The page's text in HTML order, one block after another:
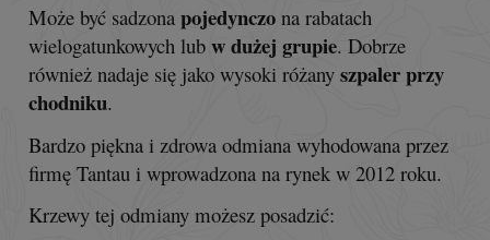
Może być sadzona pojedynczo na rabatach
wielogatunkowych lub w dużej grupie. Dobrze
również nadaje się jako wysoki różany szpaler przy
chodniku.
Bardzo piękna i zdrowa odmiana wyhodowana przez
firmę Tantau i wprowadzona na rynek w 2012 roku.
Krzewy tej odmiany możesz posadzić: